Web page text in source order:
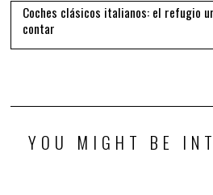
Coches clásicos italianos: el refugio
contar
YOU MIGHT BE